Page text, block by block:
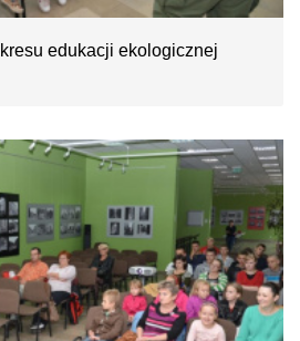
edukacji ekologicznej